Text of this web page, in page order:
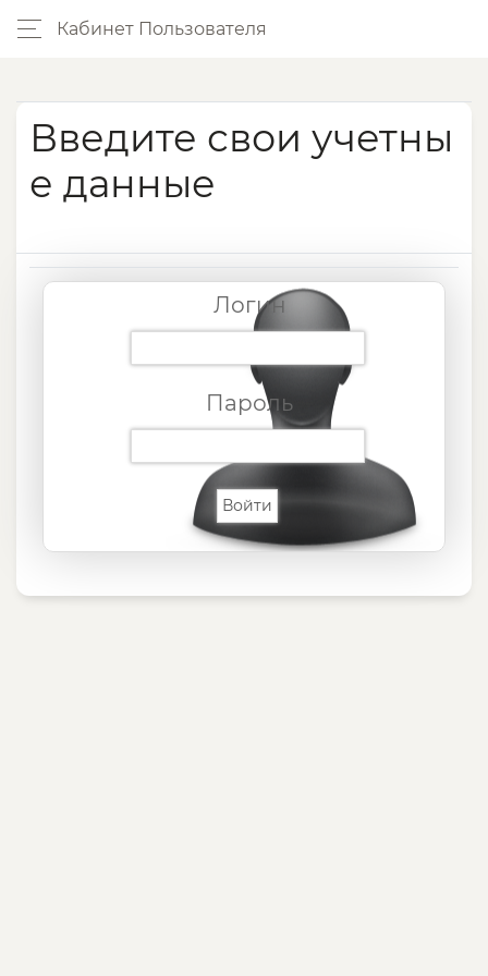
Кабинет Пользователя
Введите свои учетны
е данные
Логин
Пароль